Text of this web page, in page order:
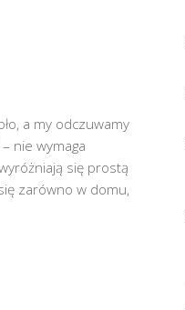
a my odczuwamy
nie wymaga
się prostą
zarówno w domu,